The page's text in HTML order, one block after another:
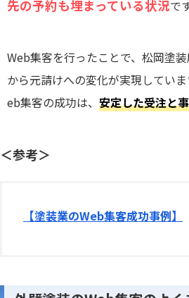
先の予約も埋まっている状況で
Web集客を行ったことで、松岡塗
から元請けへの変化が実現してい
eb集客の成功は、 安定した受注と
＜参考＞
【塗装業のWeb集客成功事例】